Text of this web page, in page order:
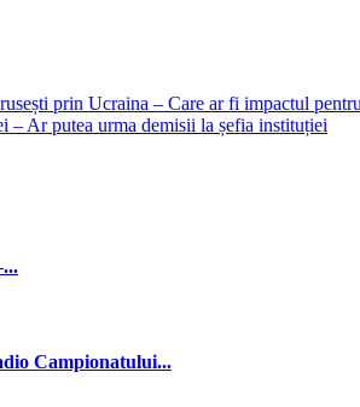
prin Ucraina – Care ar fi impactul
– Ar putea urma demisii la șefia instituției
Campionatului...